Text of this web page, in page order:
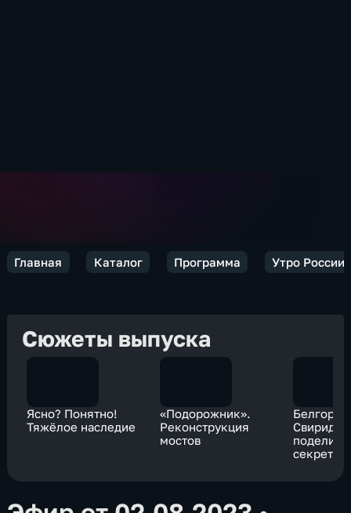
Главная Каталог Программа Утро
Сюжеты выпуска
Ясно? Понятно!
Тяжёлое наследие
«Подорожник».
Реконструкция
мостов